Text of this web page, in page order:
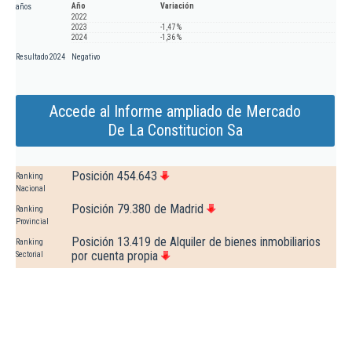
años
Año
Variación
2022
2023
-1,47 %
2024
-1,36 %
Resultado 2024 Negativo
Accede al Informe ampliado de Mercado
De La Constitucion Sa
Ranking
Nacional
Posición 454.643
Ranking
Provincial
Posición 79.380 de Madrid
Ranking
Sectorial
Posición 13.419 de Alquiler de bienes inmobiliarios
por cuenta propia